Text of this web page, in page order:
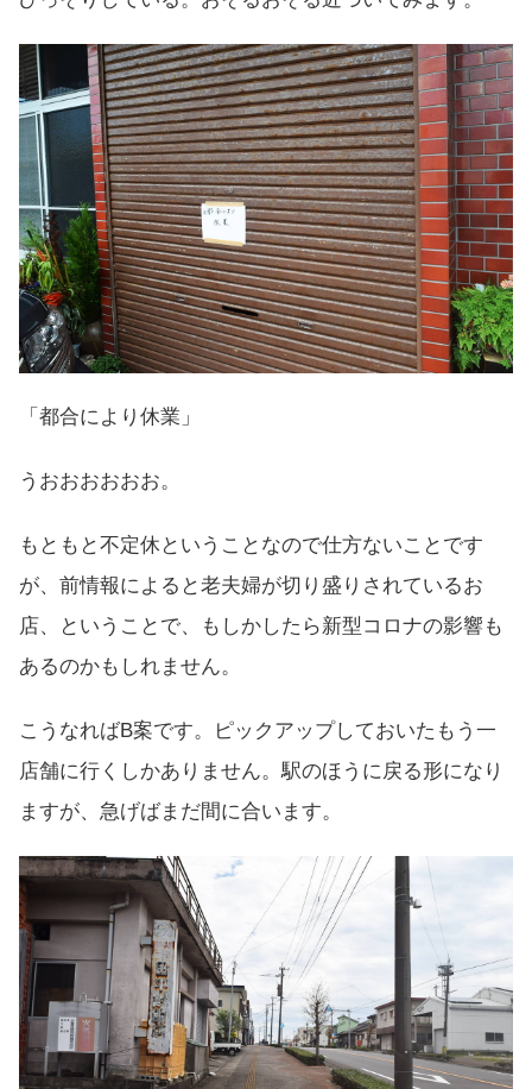
「都合により休業」
うおおおおおお。
もともと不定休ということなので仕方ないことです
が、前情報によると老夫婦が切り盛りされているお
店、ということで、もしかしたら新型コロナの影響も
あるのかもしれません。
こうなればB案です。ピックアップしておいたもう一
店舗に行くしかありません。駅のほうに戻る形になり
ますが、急げばまだ間に合います。